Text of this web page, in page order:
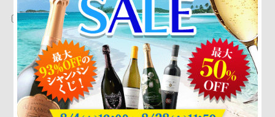
在庫切れを除く